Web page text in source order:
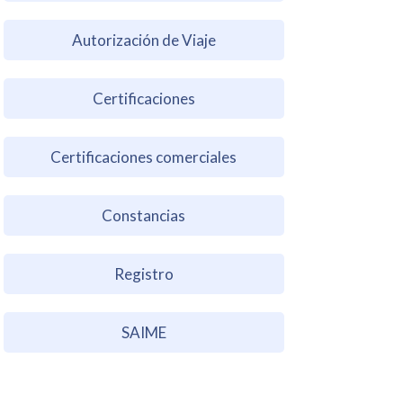
Autorización de Viaje
Certificaciones
Certificaciones comerciales
Constancias
Registro
SAIME